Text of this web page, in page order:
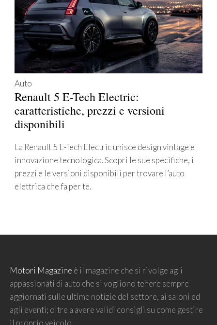
Auto
Renault 5 E-Tech Electric:
caratteristiche, prezzi e versioni
disponibili
La Renault 5 E-Tech Electric unisce design vintage e
innovazione tecnologica. Scopri le sue specifiche, i
prezzi e le versioni disponibili per trovare l’auto
elettrica che fa per te.
Motori Magazine è il magazine che si rivolge agli
appassionati di auto che si vogliono tenere sempre
aggiornati sulle ultime notizie del settore, ai saloni ed
agli eventi; oltre a avere validi consigli su come gestire
il proprio veicolo.